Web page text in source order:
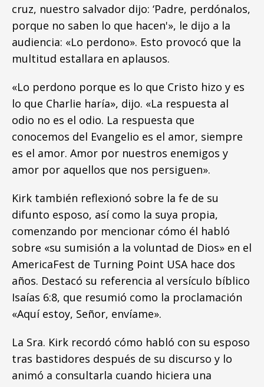
cruz, nuestro salvador dijo: ‘Padre, perdónalos,
porque no saben lo que hacen'», le dijo a la
audiencia: «Lo perdono». Esto provocó que la
multitud estallara en aplausos.
«Lo perdono porque es lo que Cristo hizo y es
lo que Charlie haría», dijo. «La respuesta al
odio no es el odio. La respuesta que
conocemos del Evangelio es el amor, siempre
es el amor. Amor por nuestros enemigos y
amor por aquellos que nos persiguen».
Kirk también reflexionó sobre la fe de su
difunto esposo, así como la suya propia,
comenzando por mencionar cómo él habló
sobre «su sumisión a la voluntad de Dios» en el
AmericaFest de Turning Point USA hace dos
años. Destacó su referencia al versículo bíblico
Isaías 6:8, que resumió como la proclamación
«Aquí estoy, Señor, envíame».
La Sra. Kirk recordó cómo habló con su esposo
tras bastidores después de su discurso y lo
animó a consultarla cuando hiciera una